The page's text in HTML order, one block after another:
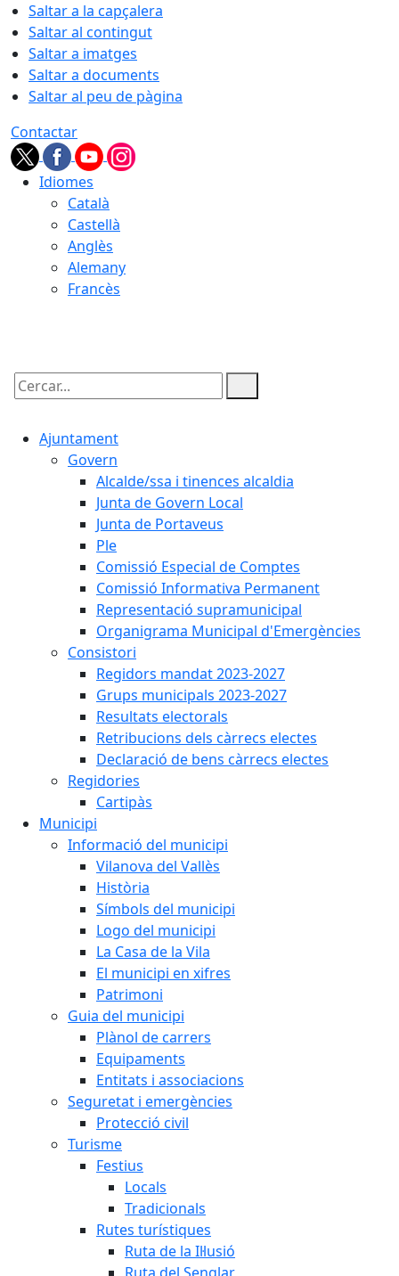
Saltar a la capçalera
Saltar al contingut
Saltar a imatges
Saltar a documents
Saltar al peu de pàgina
Contactar
Idiomes
Català
Castellà
Anglès
Alemany
Francès
Cercar:
Ajuntament
Govern
Alcalde/ssa i tinences alcaldia
Junta de Govern Local
Junta de Portaveus
Ple
Comissió Especial de Comptes
Comissió Informativa Permanent
Representació supramunicipal
Organigrama Municipal d'Emergències
Consistori
Regidors mandat 2023-2027
Grups municipals 2023-2027
Resultats electorals
Retribucions dels càrrecs electes
Declaració de bens càrrecs electes
Regidories
Cartipàs
Municipi
Informació del municipi
Vilanova del Vallès
Història
Símbols del municipi
Logo del municipi
La Casa de la Vila
El municipi en xifres
Patrimoni
Guia del municipi
Plànol de carrers
Equipaments
Entitats i associacions
Seguretat i emergències
Protecció civil
Turisme
Festius
Locals
Tradicionals
Rutes turístiques
Ruta de la Il·lusió